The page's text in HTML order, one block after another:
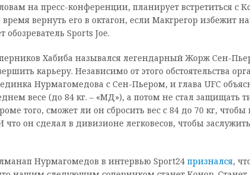
на пресс-конференции, планирует встретиться с
вернуть его в октагон, если Макгрегор избежит
Sports Joe.
Хабиба назывался легендарный Жорж Сен-
карьеру. Независимо от этого обстоятельства
Нурмагомедова с Сен-Пьером, и глава UFC
весе (до 84 кг. – «МД»), а потом не стал защищать
того, сможет ли он сбросить вес с 84 до 70 кг,
что он сделал в дивизионе легковесов, чтобы
Нурмагомедов в интервью Sport24 признался,